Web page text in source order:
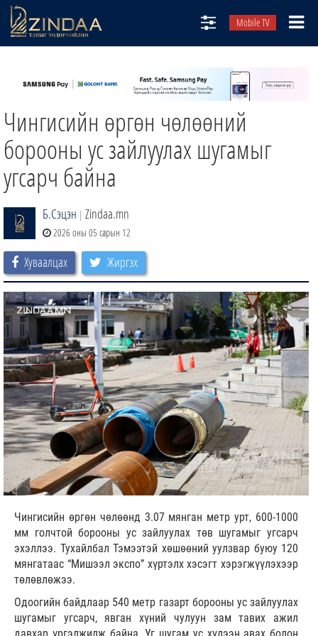
Mobile TV
ТВ8
ӨГЛӨӨНИЙ СОНИН
ЗИНДАА СЭТГҮҮЛ
Чингисийн өргөн чөлөөний
борооны ус зайлуулах шугамыг
угсарч байна
Б.Сэцэн | Zindaa.mn
2026 оны 05 сарын 12
Хуваалцах Жиргэх
Чингисийн өргөн чөлөөнд 3.07 мянган метр урт, 600-1000
мм голчтой борооны ус зайлуулах төв шугамыг угсарч
эхэллээ. Тухайлбал Тэмээтэй хөшөөний уулзвар буюу 120
мянгатаас “Мишээл экспо” хүртэлх хэсэгт хэрэгжүүлэхээр
төлөвлөжээ.
Одоогийн байдлаар 540 метр газарт борооны ус зайлуулах
шугамыг угсарч, явган хүний чулуун зам тавих ажил